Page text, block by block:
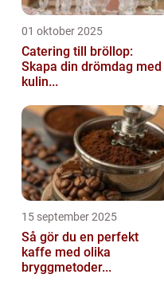
01 oktober 2025
Catering till bröllop:
Skapa din drömdag med
kulin...
15 september 2025
Så gör du en perfekt
kaffe med olika
bryggmetoder...